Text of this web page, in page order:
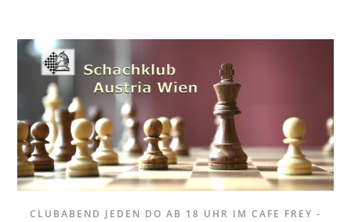
springen
CLUBABEND JEDEN DO AB 18 UHR IM CAFE FREY -